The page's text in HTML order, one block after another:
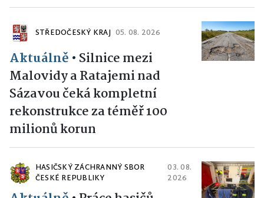
STŘEDOČESKÝ KRAJ 05. 08. 2026
Aktuálně • Silnice mezi
Malovidy a Ratajemi nad
Sázavou čeká kompletní
rekonstrukce za téměř 100
milionů korun
HASIČSKÝ ZÁCHRANNÝ SBOR
ČESKÉ REPUBLIKY
03. 08.
2026